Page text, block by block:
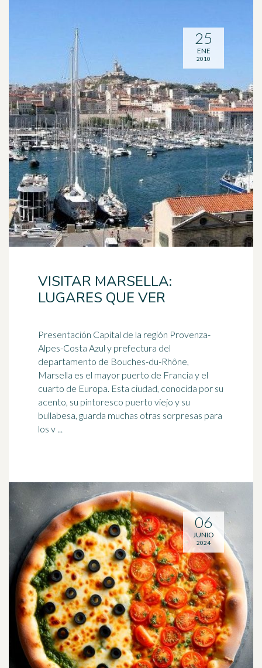
VISITAR MARSELLA:
LUGARES QUE VER
Presentación Capital de la región Provenza-
Alpes-Costa Azul y prefectura del
departamento de Bouches-du-Rhône,
Marsella es el mayor puerto de Francia y el
cuarto de Europa. Esta ciudad, conocida por su
acento, su pintoresco puerto viejo y su
bullabesa, guarda muchas otras sorpresas para
los v ...
25
ENE
2010
06
JUNIO
2024